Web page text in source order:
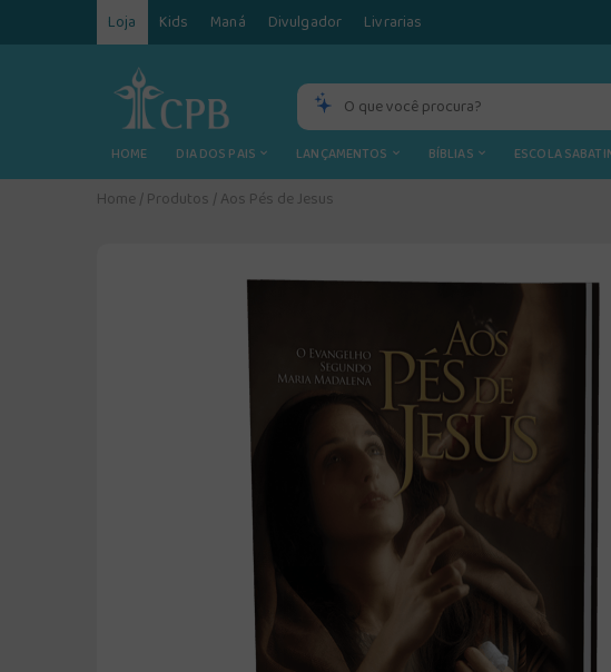
Loja Kids Maná Divulgador Livrarias
HOME DIA DOS PAIS LANÇAMENTOS BÍBLIAS ESCOLA
Home /Produtos /Aos Pés de Jesus